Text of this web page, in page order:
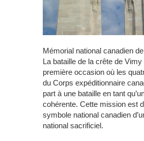
Mémorial national canadien
La bataille de la crête de Vimy
première occasion où les
du Corps expéditionnaire
part à une bataille en tant
cohérente. Cette mission est
symbole national canadien
national sacrificiel.